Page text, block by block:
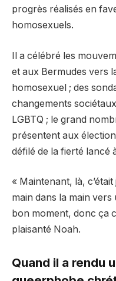
progrès réalisés en
homosexuels.
Il a célébré les
et aux Bermudes vers
homosexuel ; des
changements
LGBTQ ; le grand
présentent aux
défilé de la fierté lancé
« Maintenant, là,
main dans la main vers
bon moment, donc ça
plaisanté Noah.
Quand il a rendu